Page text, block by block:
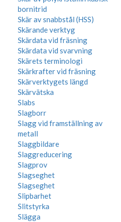
bornitrid
Skär av snabbstål (HSS)
Skärande verktyg
Skärdata vid fräsning
Skärdata vid svarvning
Skärets terminologi
Skärkrafter vid fräsning
Skärverktygets längd
Skärvätska
Slabs
Slagborr
Slagg vid framställning av
metall
Slaggbildare
Slaggreducering
Slagprov
Slagseghet
Slagseghet
Slipbarhet
Slitstyrka
Slägga